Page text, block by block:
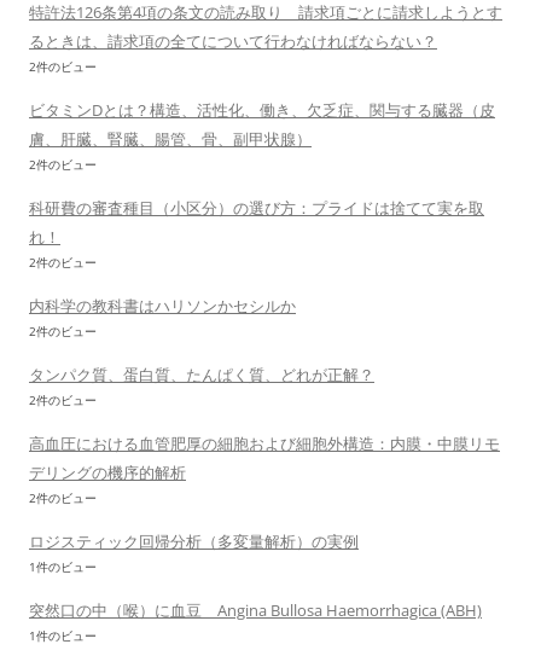
特許法126条第4項の条文の読み取り 請求項ごとに請求しようとす
るときは、請求項の全てについて行わなければならない？
2件のビュー
ビタミンDとは？構造、活性化、働き、欠乏症、関与する臓器（皮
膚、肝臓、腎臓、腸管、骨、副甲状腺）
2件のビュー
科研費の審査種目（小区分）の選び方：プライドは捨てて実を取
れ！
2件のビュー
内科学の教科書はハリソンかセシルか
2件のビュー
タンパク質、蛋白質、たんぱく質、どれが正解？
2件のビュー
高血圧における血管肥厚の細胞および細胞外構造：内膜・中膜リモ
デリングの機序的解析
2件のビュー
ロジスティック回帰分析（多変量解析）の実例
1件のビュー
突然口の中（喉）に血豆 Angina Bullosa Haemorrhagica (ABH)
1件のビュー